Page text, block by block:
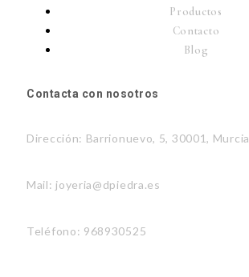
Productos
Contacto
Blog
Contacta con nosotros
Dirección: Barrionuevo, 5, 30001, Murcia
Mail: joyeria@dpiedra.es
Teléfono: 968930525